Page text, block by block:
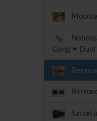
Gang ✶
Sattel